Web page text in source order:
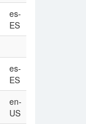
es-
ES
es-
ES
en-
US